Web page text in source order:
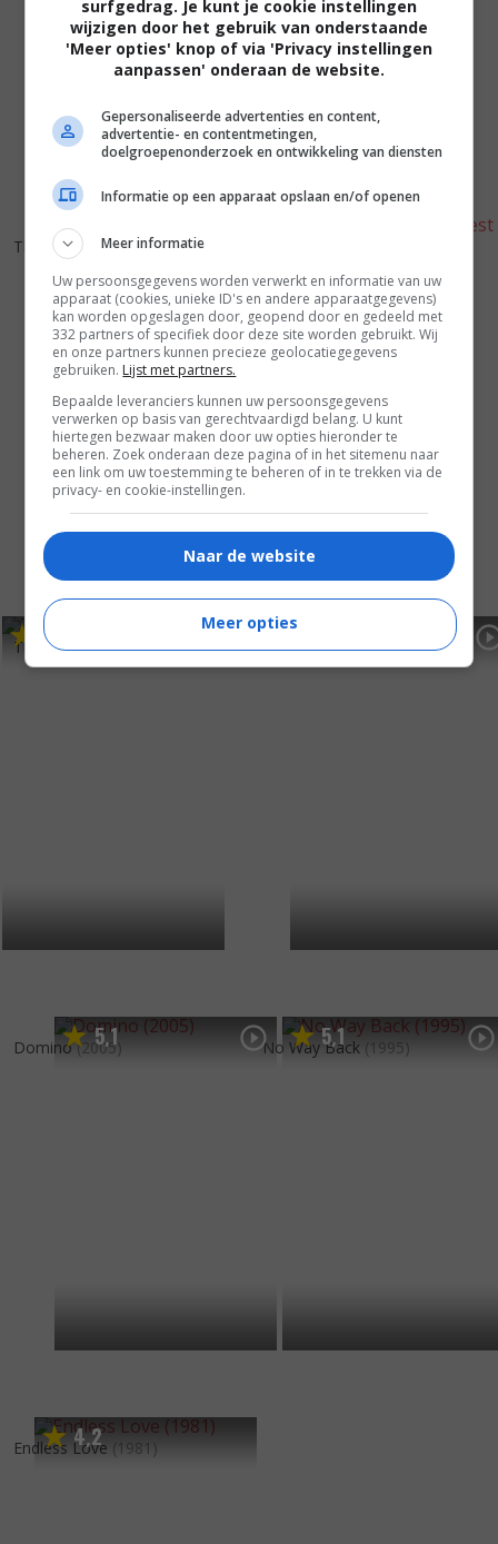
4,
That's My Boy (2012)
Maximus (2011)
6
The Christmas Hope (2009) Lava Storm (2008)
5,1
Domino (2005) 5,1
No Way Back (1995)
4,2
Endless Love (1981)
surfgedrag. Je kunt je cookie instellingen
wijzigen door het gebruik van onderstaande
'Meer opties' knop of via 'Privacy instellingen
aanpassen' onderaan de website.
Gepersonaliseerde advertenties en content,
advertentie- en contentmetingen,
doelgroepenonderzoek en ontwikkeling van diensten
Informatie op een apparaat opslaan en/of openen
Meer informatie
Uw persoonsgegevens worden verwerkt en informatie van uw
apparaat (cookies, unieke ID's en andere apparaatgegevens)
kan worden opgeslagen door, geopend door en gedeeld met
332 partners of specifiek door deze site worden gebruikt. Wij
en onze partners kunnen precieze geolocatiegegevens
gebruiken. Lijst met partners.
Bepaalde leveranciers kunnen uw persoonsgegevens
verwerken op basis van gerechtvaardigd belang. U kunt
hiertegen bezwaar maken door uw opties hieronder te
beheren. Zoek onderaan deze pagina of in het sitemenu naar
een link om uw toestemming te beheren of in te trekken via de
privacy- en cookie-instellingen.
Naar de website
Meer opties